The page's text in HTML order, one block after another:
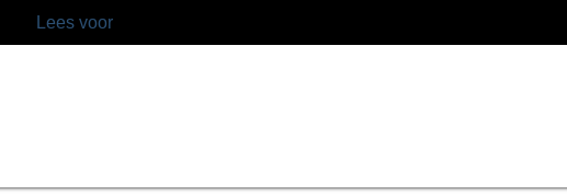
Lees voor